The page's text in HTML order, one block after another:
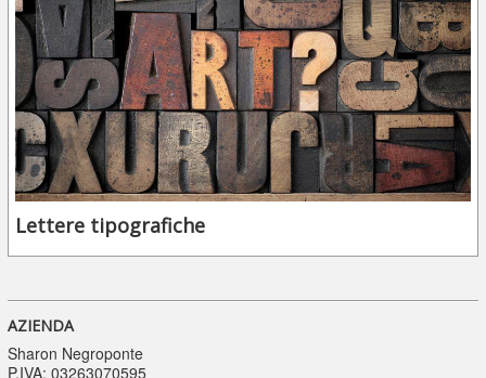
Lettere tipografiche
AZIENDA
Sharon Negroponte
P.IVA: 03263070595